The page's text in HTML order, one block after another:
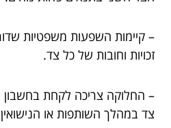
– קיימות השפעות משפטיות
זכויות וחובות של כל צד.
– החלוקה צריכה לקחת
צד במהלך השותפות או